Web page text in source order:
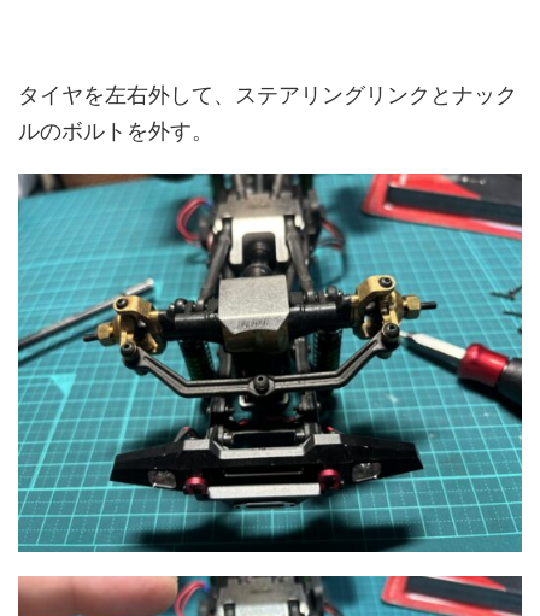
タイヤを左右外して、ステアリングリンクとナック
ルのボルトを外す。